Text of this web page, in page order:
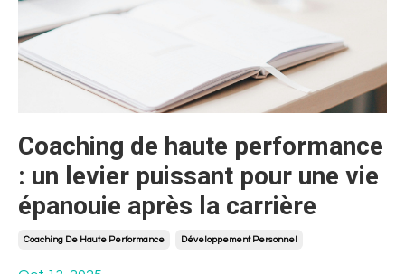
Coaching de haute performance
: un levier puissant pour une vie
épanouie après la carrière
Coaching De Haute Performance Développement Personnel